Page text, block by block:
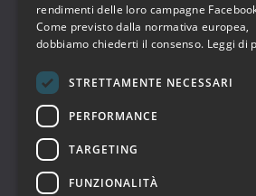
Informativa sulla Privacy
Condizioni di utilizzo
Help
FAQ Utenti
FAQ
rendimenti delle loro campagne
Come previsto dalla normativa europea,
dobbiamo chiederti il consenso. Leggi di
STRETTAMENTE NECESSARI
PERFORMANCE
TARGETING
FUNZIONALITÀ